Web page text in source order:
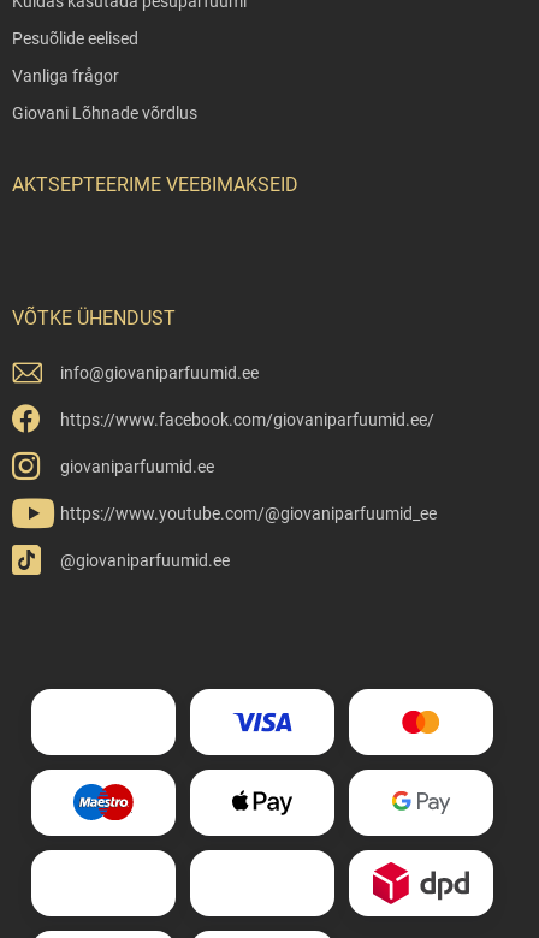
Pesuõlide eelised
Vanliga frågor
Giovani Lõhnade võrdlus
AKTSEPTEERIME VEEBIMAKSEID
VÕTKE ÜHENDUST
info@giovaniparfuumid.ee
https://www.facebook.com/giovaniparfuumid.ee/
giovaniparfuumid.ee
https://www.youtube.com/@giovaniparfuumid_ee
@giovaniparfuumid.ee